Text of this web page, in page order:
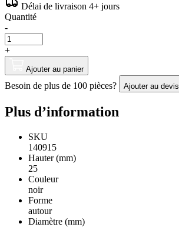
Délai de livraison 4+ jours
Quantité
-
+
Ajouter au panier
Besoin de plus de 100 pièces? Ajouter au devis
Plus d’information
SKU
140915
Hauter (mm)
25
Couleur
noir
Forme
autour
Diamètre (mm)